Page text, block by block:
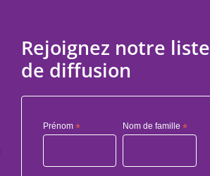
Rejoignez notre liste
de diffusion
Prénom * Nom de famille *